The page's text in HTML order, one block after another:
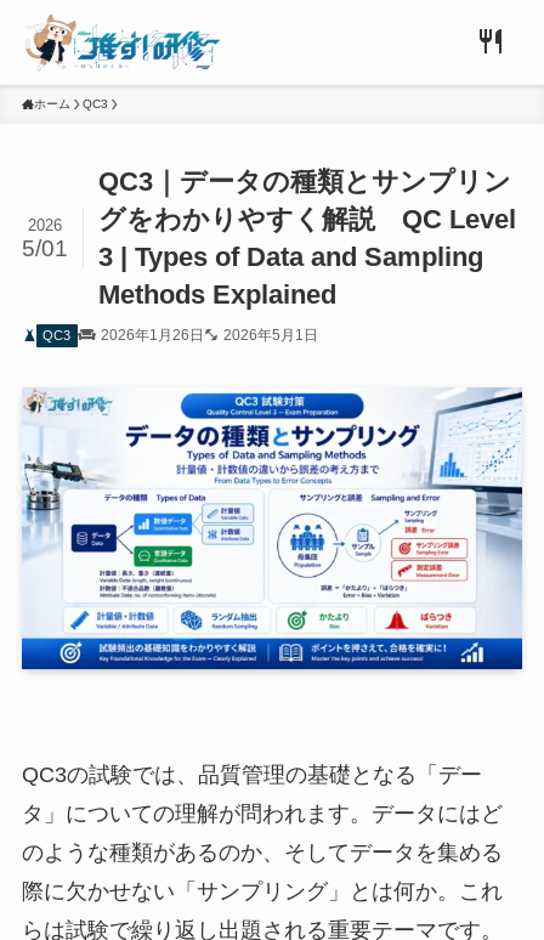
ホーム QC3
QC3｜データの種類とサンプリン
グをわかりやすく解説 QC Level
3 | Types of Data and Sampling
Methods Explained
2026
5/01
QC3 2026年1月26日 2026年5月1日
QC3の試験では、品質管理の基礎となる「デー
タ」についての理解が問われます。データにはど
のような種類があるのか、そしてデータを集める
際に欠かせない「サンプリング」とは何か。これ
らは試験で繰り返し出題される重要テーマです。